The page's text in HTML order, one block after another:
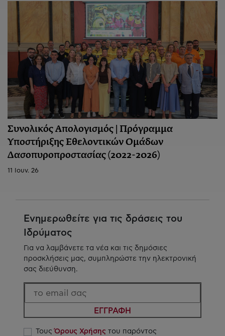
Συνολικός Απολογισμός | Πρόγραμμα
Υποστήριξης Εθελοντικών Ομάδων
Δασοπυροπροστασίας (2022-2026)
11 Ιουν. 26
Ενημερωθείτε για τις δράσεις του
Ιδρύματος
Για να λαμβάνετε τα νέα και τις δημόσιες
προσκλήσεις μας, συμπληρώστε την ηλεκτρονική
σας διεύθυνση.
ΕΓΓΡΑΦΗ
ΤουςΌρους Χρήσης του παρόντος